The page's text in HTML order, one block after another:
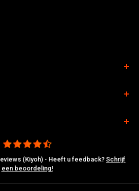
(Kiyoh) - Heeft u feedback? Schrijf
een beoordeling!